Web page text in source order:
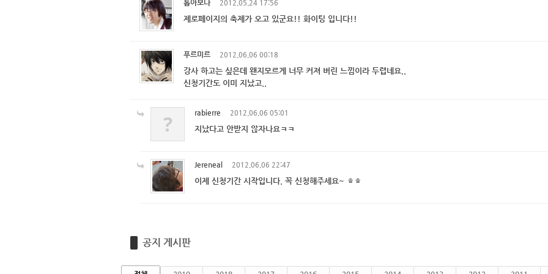
톱아보다 2012.05.24 17:56
제로페이지의 축제가 오고 있군요!! 화이팅 입니다!!
푸르미르 2012.06.06 00:18
강사 하고는 싶은데 왠지모르게 너무 커져 버린 느낌이라 두렵네요..
신청기간도 이미 지났고..
? rabierre 2012.06.06 05:01
지났다고 안받지 않자나요ㅋㅋ
Jereneal 2012.06.06 22:47
이제 신청기간 시작입니다. 꼭 신청해주세요~ ㅎㅎ
공지 게시판